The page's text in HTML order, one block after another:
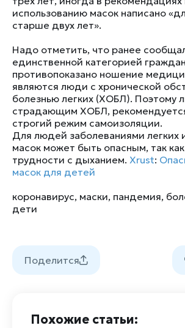
использованию масок написано
старше двух лет».
Надо отметить, что ранее
единственной категорией
противопоказано ношение
являются люди с хронической
болезнью легких (ХОБЛ). Поэтому
страдающим ХОБЛ,
строгий режим самоизоляции.
Для людей заболеваниями легких
масок может быть опасным, так
трудности с дыханием. Xrust:
масок для детей
коронавирус, маски, пандемия,
дети
Поделится
Похожие статьи: